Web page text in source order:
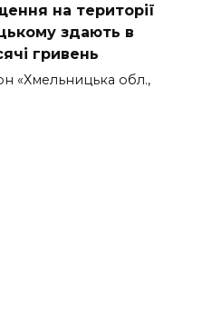
на території
здають в
гривень
«Хмельницька обл.,